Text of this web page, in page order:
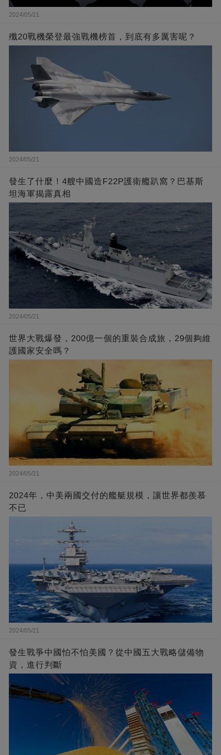
2024/05/21
殲20戰機榮登最強戰機榜首，到底有多厲害呢？
2024/05/21
發生了什麼！4艘中國造F22P護衛艦趴窩？巴基斯
坦海軍揭露真相
2024/05/21
世界大戰爆發，200億一個的重裝合成旅，29個夠維
護國家安全嗎？
2024/05/21
2024年，中美兩國交付的艦艇規模，讓世界都羨慕
不已
2024/05/21
發生戰爭中國怕不怕美國？從中國五大戰略儲備物
資，進行判斷